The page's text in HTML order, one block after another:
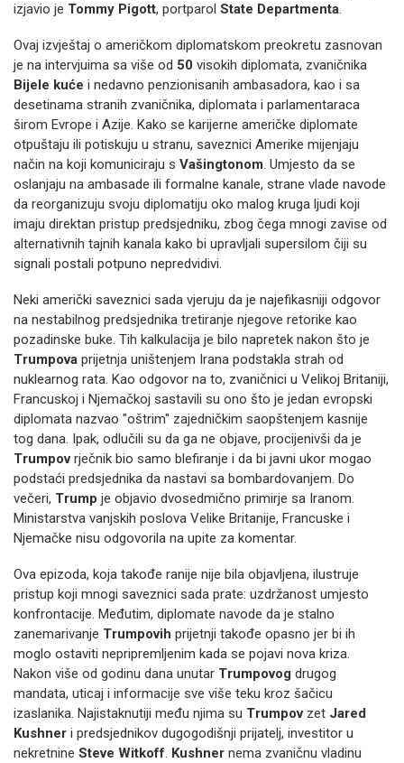
izjavio je Tommy Pigott, portparol State Departmenta.
Ovaj izvještaj o američkom diplomatskom preokretu zasnovan
je na intervjuima sa više od 50 visokih diplomata, zvaničnika
Bijele kuće i nedavno penzionisanih ambasadora, kao i sa
desetinama stranih zvaničnika, diplomata i parlamentaraca
širom Evrope i Azije. Kako se karijerne američke diplomate
otpuštaju ili potiskuju u stranu, saveznici Amerike mijenjaju
način na koji komuniciraju s Vašingtonom. Umjesto da se
oslanjaju na ambasade ili formalne kanale, strane vlade navode
da reorganizuju svoju diplomatiju oko malog kruga ljudi koji
imaju direktan pristup predsjedniku, zbog čega mnogi zavise od
alternativnih tajnih kanala kako bi upravljali supersilom čiji su
signali postali potpuno nepredvidivi.
Neki američki saveznici sada vjeruju da je najefikasniji odgovor
na nestabilnog predsjednika tretiranje njegove retorike kao
pozadinske buke. Tih kalkulacija je bilo napretek nakon što je
Trumpova prijetnja uništenjem Irana podstakla strah od
nuklearnog rata. Kao odgovor na to, zvaničnici u Velikoj Britaniji,
Francuskoj i Njemačkoj sastavili su ono što je jedan evropski
diplomata nazvao "oštrim" zajedničkim saopštenjem kasnije
tog dana. Ipak, odlučili su da ga ne objave, procijenivši da je
Trumpovrječnik bio samo blefiranje i da bi javni ukor mogao
podstaći predsjednika da nastavi sa bombardovanjem. Do
večeri, Trump je objavio dvosedmično primirje sa Iranom.
Ministarstva vanjskih poslova Velike Britanije, Francuske i
Njemačke nisu odgovorila na upite za komentar.
Ova epizoda, koja takođe ranije nije bila objavljena, ilustruje
pristup koji mnogi saveznici sada prate: uzdržanost umjesto
konfrontacije. Međutim, diplomate navode da je stalno
zanemarivanje Trumpovih prijetnji takođe opasno jer bi ih
moglo ostaviti nepripremljenim kada se pojavi nova kriza.
Nakon više od godinu dana unutar Trumpovog drugog
mandata, uticaj i informacije sve više teku kroz šačicu
izaslanika. Najistaknutiji među njima su Trumpovzet Jared
Kushner i predsjednikov dugogodišnji prijatelj, investitor u
nekretnine Steve Witkoff. Kushner nema zvaničnu vladinu